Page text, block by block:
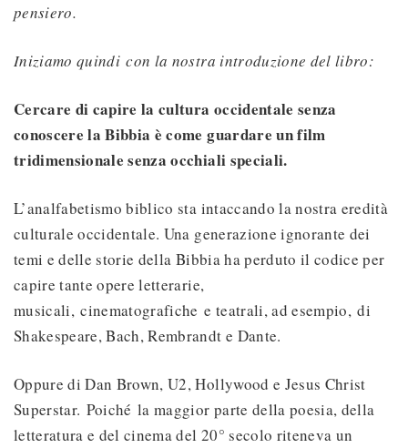
pensiero.
Iniziamo quindi con la nostra introduzione del libro:
Cercare di capire la cultura occidentale senza
conoscere la Bibbia è come guardare un film
tridimensionale senza occhiali speciali.
L’analfabetismo biblico sta intaccando la nostra eredità
culturale occidentale. Una generazione ignorante dei
temi e delle storie della Bibbia ha perduto il codice per
capire tante opere letterarie,
musicali, cinematografiche e teatrali, ad esempio, di
Shakespeare, Bach, Rembrandt e Dante.
Oppure di Dan Brown, U2, Hollywood e Jesus Christ
Superstar. Poiché la maggior parte della poesia, della
letteratura e del cinema del 20° secolo riteneva un